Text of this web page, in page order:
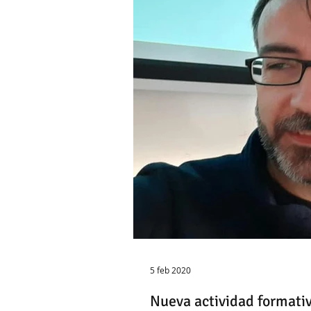
Nueva actividad
5 feb 2020